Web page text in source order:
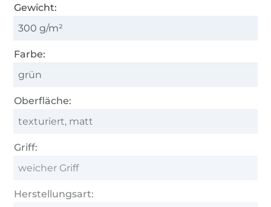
Gewicht:
300 g/m²
Farbe:
grün
Oberfläche:
texturiert, matt
Griff:
weicher Griff
Herstellungsart: